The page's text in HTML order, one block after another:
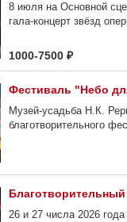
8 июля на Основной
гала-концерт звёзд
1000-7500 ₽
Фестиваль "Небо
Музей-усадьба Н.К.
благотворительного
26 и 27 числа 2026